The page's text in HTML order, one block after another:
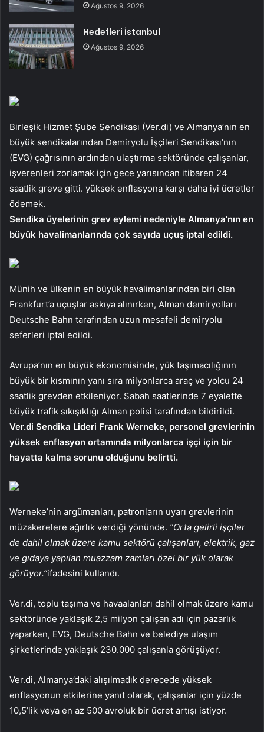
Ağustos 9, 2026
Hedefleri İstanbul
Ağustos 9, 2026
Birleşik Hizmet Şube Sendikası (Ver.di) ve Almanya’nın en
büyük sendikalarından Demiryolu İşçileri Sendikası’nın
(EVG) çağrısının ardından ulaştırma sektöründe çalışanlar,
işverenleri zorlamak için gece yarısından itibaren 24
saatlik greve gitti. yüksek enflasyona karşı daha iyi ücretler
ödemek.
Sendika üyelerinin grev eylemi nedeniyle Almanya’nın en
büyük havalimanlarında çok sayıda uçuş iptal edildi.
Münih ve ülkenin en büyük havalimanlarından biri olan
Frankfurt’a uçuşlar askıya alınırken, Alman demiryolları
Deutsche Bahn tarafından uzun mesafeli demiryolu
seferleri iptal edildi.
Avrupa’nın en büyük ekonomisinde, yük taşımacılığının
büyük bir kısmının yanı sıra milyonlarca araç ve yolcu 24
saatlik grevden etkileniyor. Sabah saatlerinde 7 eyalette
büyük trafik sıkışıklığı Alman polisi tarafından bildirildi.
Ver.di Sendika Lideri Frank Werneke, personel grevlerinin
yüksek enflasyon ortamında milyonlarca işçi için bir
hayatta kalma sorunu olduğunu belirtti.
Werneke’nin argümanları, patronların uyarı grevlerinin
müzakerelere ağırlık verdiği yönünde. “Orta gelirli işçiler
de dahil olmak üzere kamu sektörü çalışanları, elektrik, gaz
ve gıdaya yapılan muazzam zamları özel bir yük olarak
görüyor.”ifadesini kullandı.
Ver.di, toplu taşıma ve havaalanları dahil olmak üzere kamu
sektöründe yaklaşık 2,5 milyon çalışan adı için pazarlık
yaparken, EVG, Deutsche Bahn ve belediye ulaşım
şirketlerinde yaklaşık 230.000 çalışanla görüşüyor.
Ver.di, Almanya’daki alışılmadık derecede yüksek
enflasyonun etkilerine yanıt olarak, çalışanlar için yüzde
10,5’lik veya en az 500 avroluk bir ücret artışı istiyor.